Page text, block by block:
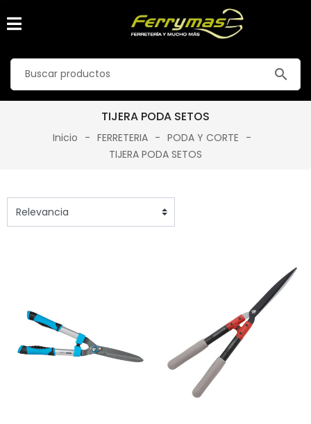
search
TIJERA PODA SETOS
Inicio FERRETERIA
PODA Y CORTE
TIJERA PODA SETOS